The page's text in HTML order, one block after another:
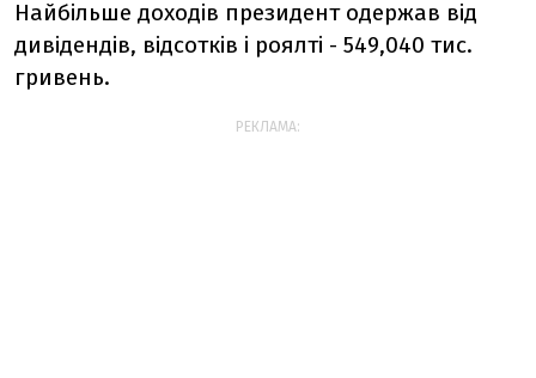
Найбільше доходів президент одержав від
дивідендів, відсотків і роялті - 549,040 тис.
гривень.
РЕКЛАМА: